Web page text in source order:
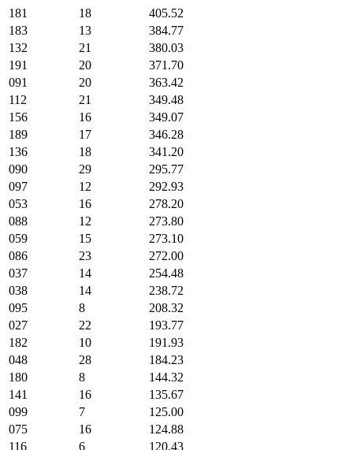
181
18
405.52
183
13
384.77
132
21
380.03
191
20
371.70
091
20
363.42
112
21
349.48
156
16
349.07
189
17
346.28
136
18
341.20
090
29
295.77
097
12
292.93
053
16
278.20
088
12
273.80
059
15
273.10
086
23
272.00
037
14
254.48
038
14
238.72
095
8
208.32
027
22
193.77
182
10
191.93
048
28
184.23
180
8
144.32
141
16
135.67
099
7
125.00
075
16
124.88
116
6
120.43